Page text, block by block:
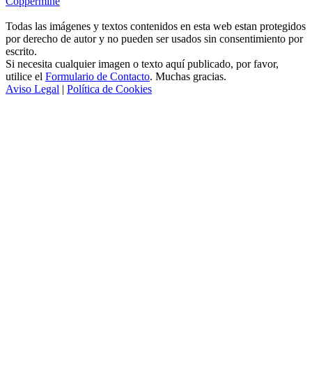
Todas las imágenes y textos contenidos en esta web estan protegidos
por derecho de autor y no pueden ser usados sin consentimiento por
escrito.
Si necesita cualquier imagen o texto aquí publicado, por favor,
utilice el Formulario de Contacto. Muchas gracias.
Aviso Legal | Política de Cookies